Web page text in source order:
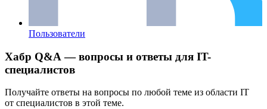
Пользователи
Хабр Q&A — вопросы и ответы для IT-
специалистов
Получайте ответы на вопросы по любой теме из области IT
от специалистов в этой теме.